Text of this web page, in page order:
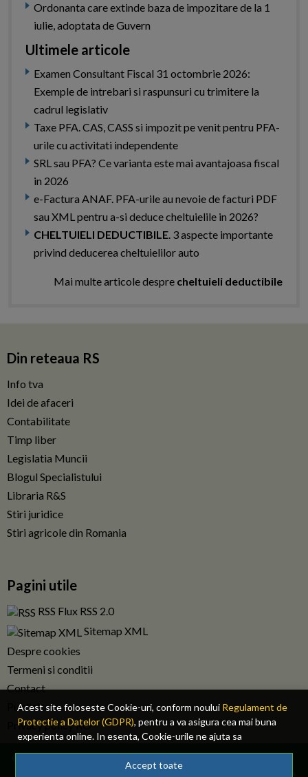
Acest site foloseste Cookie-uri, conform noului Regulament de
Protectie a Datelor (GDPR), pentru a va asigura cea mai buna
experienta online. In esenta, Cookie-urile ne ajuta sa
imbunatatim continutul de pe site, oferindu-va dvs., cititorul, o
experienta online personalizata si mult mai rapida. Ele sunt
Accept toate
Ordonanta care extinde baza de impozitare de la 1
iulie, adoptata de Guvern
Ultimele articole
Examen Consultant Fiscal 31 octombrie 2026:
Exemple de intrebari si raspunsuri cu trimitere la
cadrul legislativ
Taxe PFA. CAS, CASS si impozit pe venit pentru PFA-
urile cu activitati independente
SRL sau PFA? Ce varianta este mai avantajoasa fiscal
in 2026
e-Factura ANAF. PFA-urile au nevoie de facturi PDF
sau XML pentru a-si deduce cheltuielile in 2026?
CHELTUIELI DEDUCTIBILE. 3 aspecte importante
privind deducerea cheltuielilor auto
Mai multe articole despre cheltuieli deductibile
Din reteaua RS
Info tva
Idei de afaceri
Contabilitate
Timp liber
Legislatia Muncii
Blogul Specialistului
Libraria R&S
Stiri juridice
Stiri agricole din Romania
Pagini utile
RSS Flux RSS 2.0
Sitemap XML
Despre cookies
Termeni si conditii
Contact
Publicitate
Privacy policy RO
© 2026 Fiscalitatea.ro. Toate drepturile rezervate.